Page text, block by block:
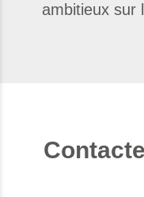
ambitieux sur